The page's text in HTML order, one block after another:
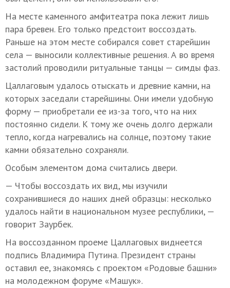
На месте каменного амфитеатра пока лежит лишь
пара бревен. Его только предстоит воссоздать.
Раньше на этом месте собирался совет старейшин
села — выносили коллективные решения. А во время
застолий проводили ритуальные танцы — симды фаз.
Цаллаговым удалось отыскать и древние камни, на
которых заседали старейшины. Они имели удобную
форму — приобретали ее из-за того, что на них
постоянно сидели. К тому же очень долго держали
тепло, когда нагревались на солнце, поэтому такие
камни обязательно сохраняли.
Особым элементом дома считались двери.
— Чтобы воссоздать их вид, мы изучили
сохранившиеся до наших дней образцы: несколько
удалось найти в национальном музее республики, —
говорит Заурбек.
На воссозданном проеме Цаллаговых виднеется
подпись Владимира Путина. Президент страны
оставил ее, знакомясь с проектом «Родовые башни»
на молодежном форуме «Машук».